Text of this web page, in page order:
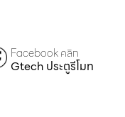
Facebook คลิก
Gtech ประตูรีโมท